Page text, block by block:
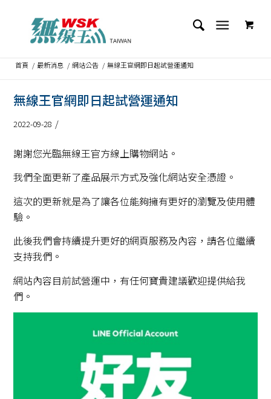
首頁 / 最新消息 / 網站公告 / 無線王官網即日起試營運通知
無線王官網即日起試營運通知
2022-09-28 /
謝謝您光臨無線王官方線上購物網站。
我們全面更新了產品展示方式及強化網站安全憑證。
這次的更新就是為了讓各位能夠擁有更好的瀏覽及使用體
驗。
此後我們會持續提升更好的網頁服務及內容，請各位繼續
支持我們。
網站內容目前試營運中，有任何寶貴建議歡迎提供給我
們。